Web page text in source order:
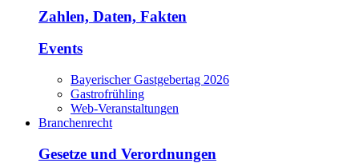
Zahlen, Daten, Fakten
Events
Bayerischer Gastgebertag 2026
Gastrofrühling
Web-Veranstaltungen
Branchenrecht
Gesetze und Verordnungen